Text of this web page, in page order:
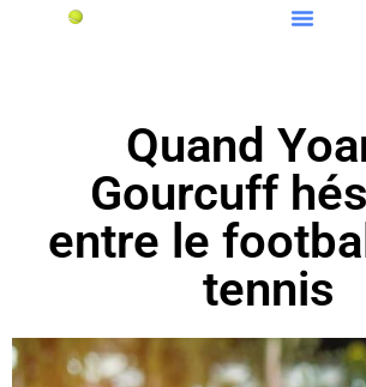
Quand
Gourcuff
entre le
tennis